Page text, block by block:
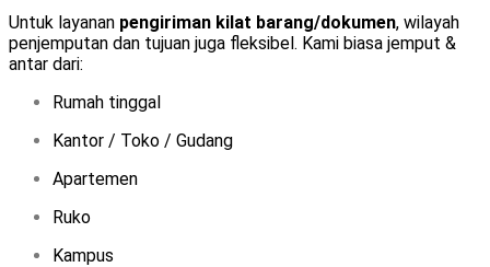
Untuk layanan pengiriman kilat barang/dokumen, wilayah
penjemputan dan tujuan juga fleksibel. Kami biasa jemput &
antar dari:
Rumah tinggal
Kantor / Toko / Gudang
Apartemen
Ruko
Kampus